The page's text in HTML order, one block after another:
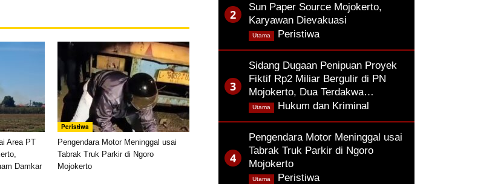
Area PT
Damkar
Peristiwa
Pengendara Motor Meninggal usai
Tabrak Truk Parkir di Ngoro
Mojokerto
Sun Paper Source Mojokerto,
Karyawan Dievakuasi
Peristiwa,
Utama
Sidang Dugaan Penipuan Proyek
Fiktif Rp2 Miliar Bergulir di PN
Mojokerto, Dua Terdakwa…
Hukum dan Kriminal
Utama
Pengendara Motor Meninggal usai
Tabrak Truk Parkir di Ngoro
Mojokerto
Peristiwa,
Utama